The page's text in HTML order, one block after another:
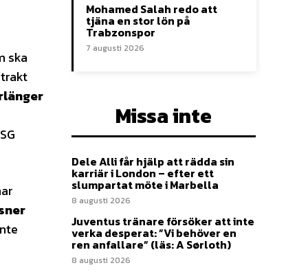
ska
Mohamed Salah redo att
tjäna en stor lön på
Trabzonspor
7 augusti 2026
Missa inte
Dele Alli får hjälp att rädda sin
karriär i London – efter ett
slumpartat möte i Marbella
8 augusti 2026
Juventus tränare försöker att inte
verka desperat: ”Vi behöver en
ren anfallare” (läs: A Sørloth)
8 augusti 2026